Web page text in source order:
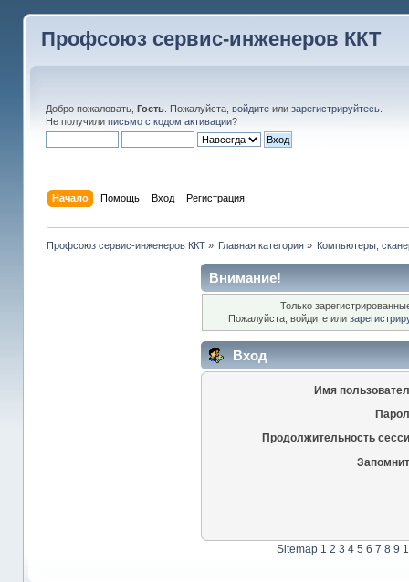
Профсоюз сервис-инженеров ККТ
Добро пожаловать, Гость. Пожалуйста, войдитеили зарегистрируйтесь.
Не получили письмо с кодом активации?
Начало Помощь Вход Регистрация
Профсоюз сервис-инженеров ККТ» Главная категория » Компьютеры,
Внимание!
Только
Пожалуйста, войдите или
Вход
Имя
Продолжительность
Sitemap 1 2 3 4 5 6 7 8 9